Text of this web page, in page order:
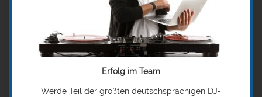
Erfolg im Team
Werde Teil der größten deutschsprachigen DJ-